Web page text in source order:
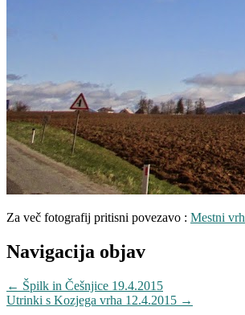
Za več fotografij pritisni povezavo : Mestni vrh
Navigacija objav
← Špilk in Češnjice 19.4.2015
Utrinki s Kozjega vrha 12.4.2015 →